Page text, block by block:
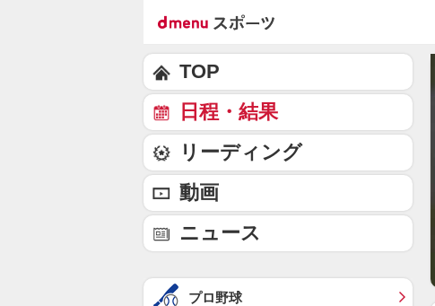
TOP
日程・結果
リーディング
動画
ニュース
プロ野球